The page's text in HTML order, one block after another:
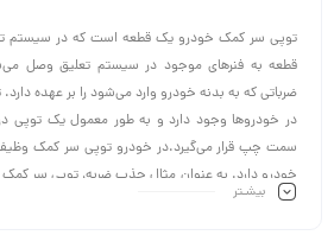
توپی سر کمک خودرو یک قطعه است که در سیستم
قطعه به فنرهای موجود در سیستم تعلیق وصل
ضرباتی که به بدنه خودرو وارد می‌شود را بر عهده
در خودروها وجود دارد و به طور معمول یک
سمت چپ قرار می‌گیرد.در خودرو توپی سر کمک
خودرو دارد. به عنوان مثال جذب ضربه، توپی سر
وارد شده به سیستم تعلیق خودرو جذب شده و به
بیشـتر